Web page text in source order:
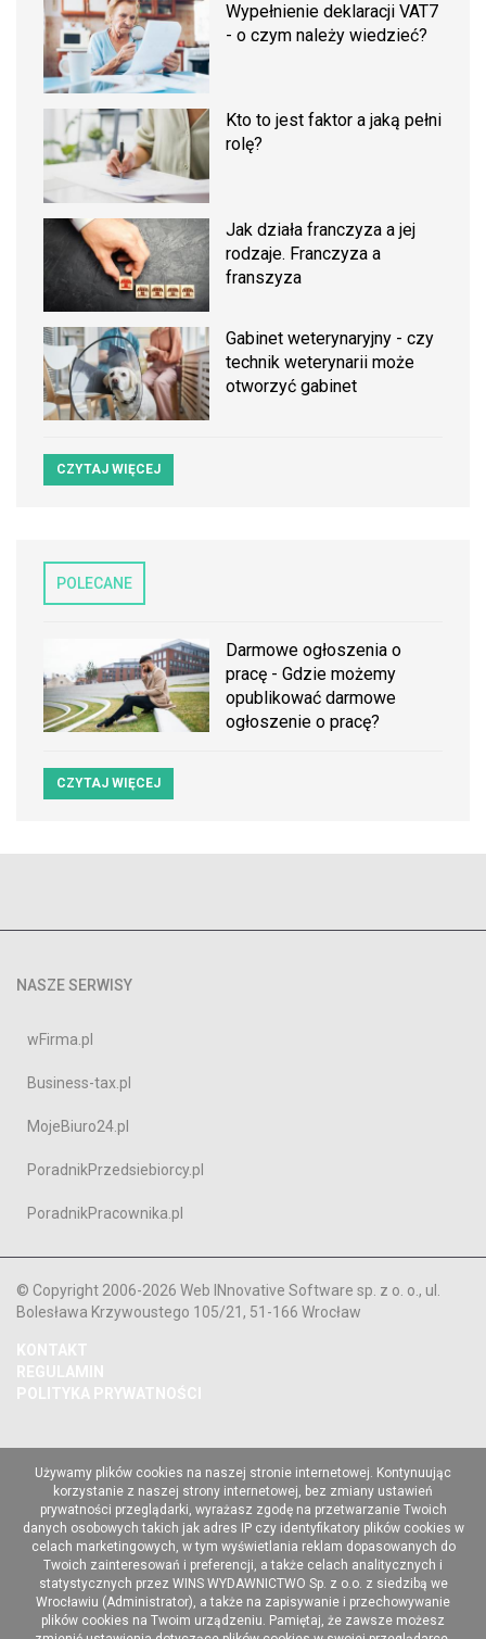
Wypełnienie deklaracji VAT7
- o czym należy wiedzieć?
Kto to jest faktor a jaką pełni
rolę?
Jak działa franczyza a jej
rodzaje. Franczyza a
franszyza
Gabinet weterynaryjny - czy
technik weterynarii może
otworzyć gabinet
CZYTAJ WIĘCEJ
POLECANE
Darmowe ogłoszenia o
pracę - Gdzie możemy
opublikować darmowe
ogłoszenie o pracę?
CZYTAJ WIĘCEJ
NASZE SERWISY
wFirma.pl
Business-tax.pl
MojeBiuro24.pl
PoradnikPrzedsiebiorcy.pl
PoradnikPracownika.pl
© Copyright 2006-2026 Web INnovative Software sp. z o. o., ul.
Bolesława Krzywoustego 105/21, 51-166 Wrocław
KONTAKT
REGULAMIN
POLITYKA PRYWATNOŚCI
Używamy plików cookies na naszej stronie internetowej. Kontynuując
korzystanie z naszej strony internetowej, bez zmiany ustawień
prywatności przeglądarki, wyrażasz zgodę na przetwarzanie Twoich
danych osobowych takich jak adres IP czy identyfikatory plików cookies w
celach marketingowych, w tym wyświetlania reklam dopasowanych do
Twoich zainteresowań i preferencji, a także celach analitycznych i
statystycznych przez WINS WYDAWNICTWO Sp. z o.o. z siedzibą we
Wrocławiu (Administrator), a także na zapisywanie i przechowywanie
plików cookies na Twoim urządzeniu. Pamiętaj, że zawsze możesz